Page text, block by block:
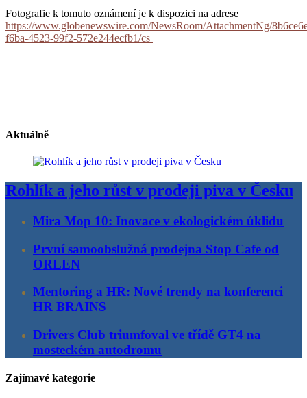
Fotografie k tomuto oznámení je k dispozici na adrese
https://www.globenewswire.com/NewsRoom/AttachmentNg/
f6ba-4523-99f2-572e244ecfb1/cs
Aktuálně
Rohlík a jeho růst v prodeji piva v Česku
Mira Mop 10: Inovace v ekologickém úklidu
První samoobslužná prodejna Stop Cafe od
ORLEN
Mentoring a HR: Nové trendy na konferenci
HR BRAINS
Drivers Club triumfoval ve třídě GT4 na
mosteckém autodromu
Zajímavé kategorie